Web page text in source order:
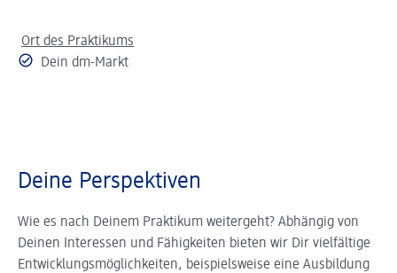
Ort des Praktikums
Dein dm-Markt
Deine Perspektiven
Wie es nach Deinem Praktikum weitergeht? Abhängig von
Deinen Interessen und Fähigkeiten bieten wir Dir vielfältige
Entwicklungsmöglichkeiten, beispielsweise eine Ausbildung